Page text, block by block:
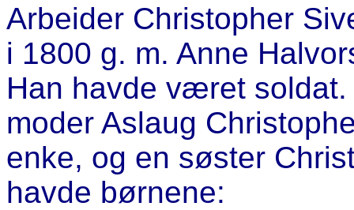
Arbeider Christopher
i 1800 g. m. Anne
Han havde været
moder Aslaug
enke, og en søster
havde børnene: